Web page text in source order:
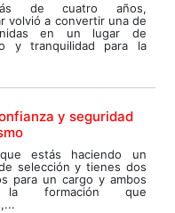
de cuatro años,
volvió a convertir una de
en un lugar de
y tranquilidad para la
y seguridad
estás haciendo un
selección y tienes dos
para un cargo y ambos
la formación que